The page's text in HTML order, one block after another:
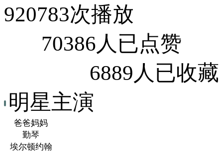
920783次播放
70386人已点赞
6889人已收藏
明星主演
爸爸妈妈
勤琴
埃尔顿约翰